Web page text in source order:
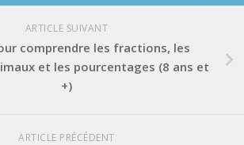
ARTICLE SUIVANT
comprendre les fractions, les
et les pourcentages (8 ans et
+)
ARTICLE PRÉCÉDENT